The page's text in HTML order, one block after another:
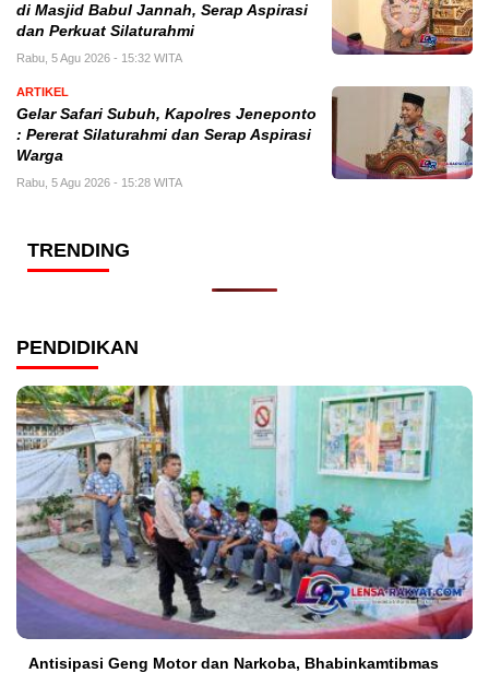
di Masjid Babul Jannah, Serap Aspirasi
dan Perkuat Silaturahmi
Rabu, 5 Agu 2026 - 15:32 WITA
ARTIKEL
Gelar Safari Subuh, Kapolres Jeneponto
: Pererat Silaturahmi dan Serap Aspirasi
Warga
Rabu, 5 Agu 2026 - 15:28 WITA
TRENDING
PENDIDIKAN
Antisipasi Geng Motor dan Narkoba, Bhabinkamtibmas